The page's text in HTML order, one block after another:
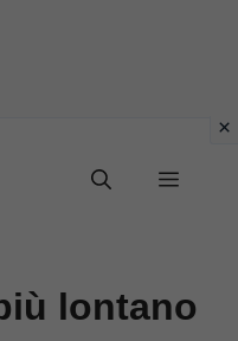
Menu
lontano